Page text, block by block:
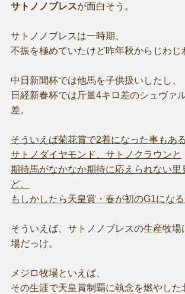
サトノノブレスが面白そう。
サトノノブレスは一時期、
不振を極めていたけど昨年秋からじわじ
中日新聞杯では他馬を子供扱いしたし、
日経新春杯では斤量4キロ差のシュヴァ
差。
そういえば菊花賞で2着になった事もある
サトノダイヤモンド、サトノクラウンと
期待馬がなかなか期待に応えられない里
ど、
もしかしたら天皇賞・春が初のG1にな
そういえば、サトノノブレスの生産牧場
場だっけ。
メジロ牧場といえば、
その生涯で天皇賞制覇に執念を燃やした